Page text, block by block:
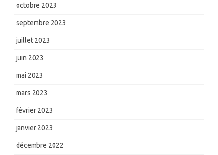
octobre 2023
septembre 2023
juillet 2023
juin 2023
mai 2023
mars 2023
février 2023
janvier 2023
décembre 2022